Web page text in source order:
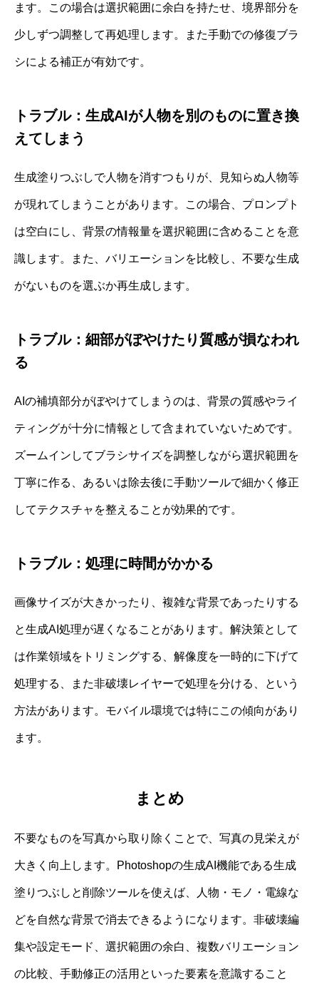
ます。この場合は選択範囲に余白を持たせ、境界部分を
少しずつ調整して再処理します。また手動での修復ブラ
シによる補正が有効です。
トラブル：生成AIが人物を別のものに置き換
えてしまう
生成塗りつぶしで人物を消すつもりが、見知らぬ人物等
が現れてしまうことがあります。この場合、プロンプト
は空白にし、背景の情報量を選択範囲に含めることを意
識します。また、バリエーションを比較し、不要な生成
がないものを選ぶか再生成します。
トラブル：細部がぼやけたり質感が損なわれ
る
AIの補填部分がぼやけてしまうのは、背景の質感やライ
ティングが十分に情報として含まれていないためです。
ズームインしてブラシサイズを調整しながら選択範囲を
丁寧に作る、あるいは除去後に手動ツールで細かく修正
してテクスチャを整えることが効果的です。
トラブル：処理に時間がかかる
画像サイズが大きかったり、複雑な背景であったりする
と生成AI処理が遅くなることがあります。解決策として
は作業領域をトリミングする、解像度を一時的に下げて
処理する、また非破壊レイヤーで処理を分ける、という
方法があります。モバイル環境では特にこの傾向があり
ます。
まとめ
不要なものを写真から取り除くことで、写真の見栄えが
大きく向上します。Photoshopの生成AI機能である生成
塗りつぶしと削除ツールを使えば、人物・モノ・電線な
どを自然な背景で消去できるようになります。非破壊編
集や設定モード、選択範囲の余白、複数バリエーション
の比較、手動修正の活用といった要素を意識すること